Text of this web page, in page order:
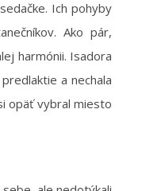
Ich pohyby
Ako pár,
harmónii. Isadora
a nechala
opäť vybral miesto